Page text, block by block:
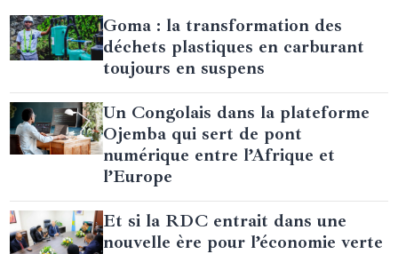
Goma : la transformation des
déchets plastiques en carburant
toujours en suspens
Un Congolais dans la plateforme
Ojemba qui sert de pont
numérique entre l’Afrique et
l’Europe
Et si la RDC entrait dans une
nouvelle ère pour l’économie verte